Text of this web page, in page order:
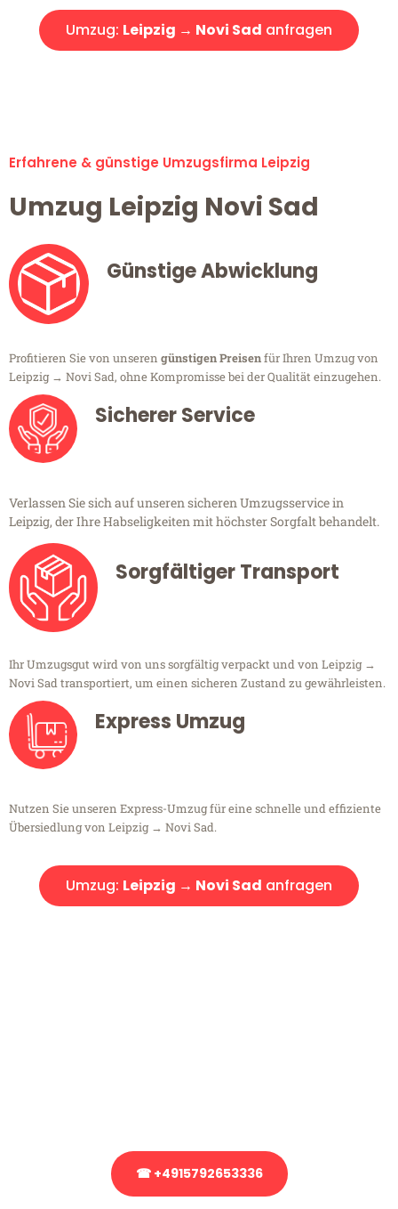
Umzug: Leipzig → Novi Sad anfragen
Erfahrene & günstige Umzugsfirma Leipzig
Umzug Leipzig Novi Sad
Günstige Abwicklung
Profitieren Sie von unseren günstigen Preisenfür Ihren Umzug von
Leipzig → Novi Sad, ohne Kompromisse bei der Qualität einzugehen.
Sicherer Service
Verlassen Sie sich auf unseren sicheren Umzugsservice in
Leipzig, der Ihre Habseligkeiten mit höchster Sorgfalt behandelt.
Sorgfältiger Transport
Ihr Umzugsgut wird von uns sorgfältig verpackt und von Leipzig →
Novi Sad transportiert, um einen sicheren Zustand zu gewährleisten.
Express Umzug
Nutzen Sie unseren Express-Umzug für eine schnelle und effiziente
Übersiedlung von Leipzig → Novi Sad.
Umzug: Leipzig → Novi Sad anfragen
☎ +4915792653336